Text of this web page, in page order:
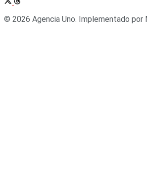
© 2026 Agencia Uno. Implementado por